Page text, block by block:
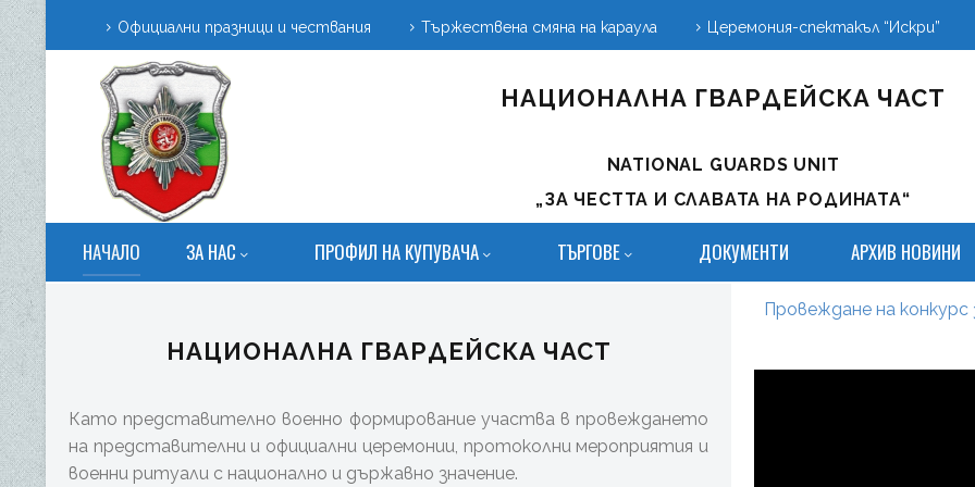
Официални празници и чествания Тържествена смяна на караула Церемония-спектакъл “Искри”
НАЦИОНАЛНА ГВАРДЕЙСКА ЧАСТ
NATIONAL GUARDS UNIT
„ЗА ЧЕСТТА И СЛАВАТА НА РОДИНАТА“
НАЧАЛО ЗА НАС ПРОФИЛ НА КУПУВАЧА ТЪРГОВЕ ДОКУМЕНТИ АРХИВ НОВИНИ
НАЦИОНАЛНА ГВАРДЕЙСКА ЧАСТ
Като представително военно формирование участва в провеждането
на представителни и официални церемонии, протоколни мероприятия и
военни ритуали с национално и държавно значение.
Провеждане на